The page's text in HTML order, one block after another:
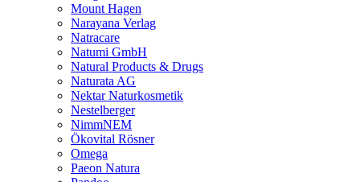
Mount Hagen
Narayana Verlag
Natracare
Natumi GmbH
Natural Products & Drugs
Naturata AG
Nektar Naturkosmetik
Nestelberger
NimmNEM
Ökovital Rösner
Omega
Paeon Natura